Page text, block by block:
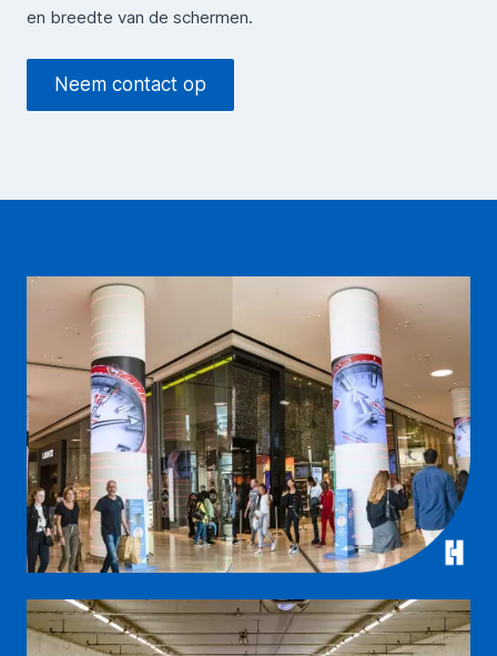
en breedte van de schermen.
Neem contact op